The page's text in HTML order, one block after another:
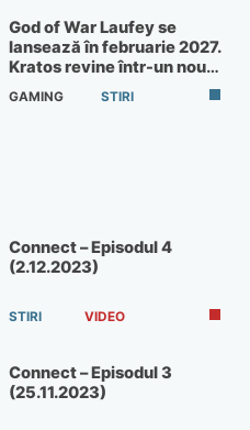
God of War Laufey se
lansează în februarie 2027.
Kratos revine într-un nou
God of War
GAMING STIRI
Connect – Episodul 4
(2.12.2023)
STIRI VIDEO
Connect – Episodul 3
(25.11.2023)